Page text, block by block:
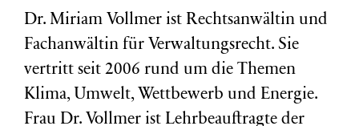
Dr. Miriam Vollmer ist Rechtsanwältin und
Fachanwältin für Verwaltungsrecht. Sie
vertritt seit 2006 rund um die Themen
Klima, Umwelt, Wettbewerb und Energie.
Frau Dr. Vollmer ist Lehrbeauftragte der